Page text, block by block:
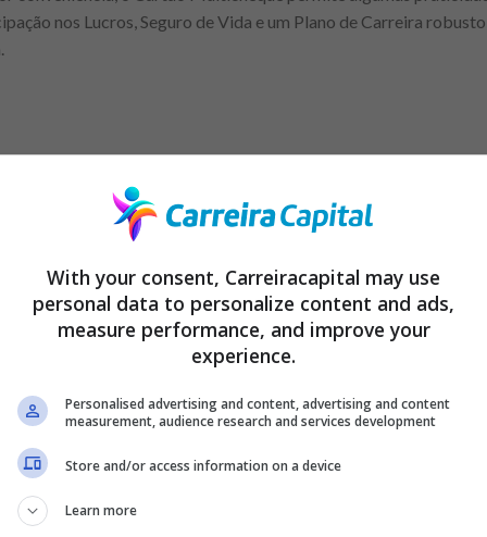
nos Lucros, Seguro de Vida e um Plano de Carreira
amplie seu currículo profissional em 2024!
seu lugar no mercado de trabalho e decolar sua
atrativo
é essencial para se destacar no mercado de trabalho. O
como nome completo, endereço, telefone e e-mail. Em
recente. Para cada posição, mencione suas
principais
acadêmica e quaisquer cursos complementares ou
With your consent, Carreiracapital may use
personal data to personalize content and ads,
measure performance, and improve your
experience.
Personalised advertising and content, advertising and content
measurement, audience research and services development
Store and/or access information on a device
Learn more